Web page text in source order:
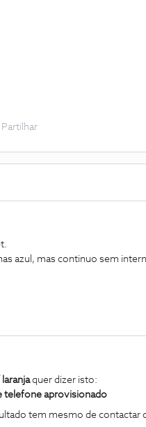
Partilhar
azul, mas continuo sem
quer dizer isto:
telefone aprovisionado
tem mesmo de contactar